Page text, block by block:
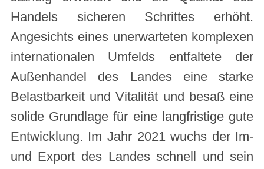
Handels sicheren Schrittes erhöht.
Angesichts eines unerwarteten komplexen
internationalen Umfelds entfaltete der
Außenhandel des Landes eine starke
Belastbarkeit und Vitalität und besaß eine
solide Grundlage für eine langfristige gute
Entwicklung. Im Jahr 2021 wuchs der Im-
und Export des Landes schnell und sein